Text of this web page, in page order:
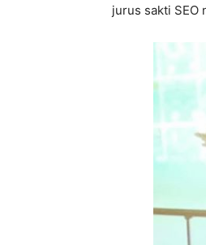
jurus sakti SEO